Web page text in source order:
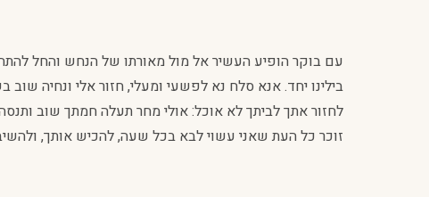
עם בוקר הופיע העשיר אל מול מאורתו של הנחש והחל
בילינו יחד. אנא סלח נא לפשעי ומעלי, חזור אלי ונחיה
לחזור אתך לביתך לא אוכל: אולי מחר תעלה חמתך שוב
זוכר כל העת שאני עשוי לבא בכל שעה, להכיש אותך,